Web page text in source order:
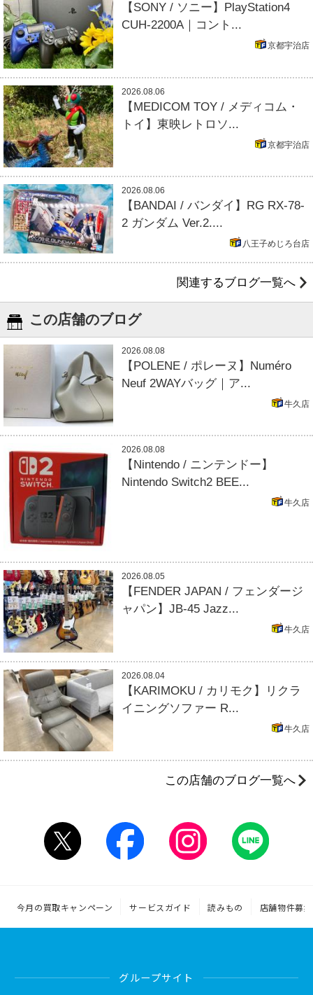
【SONY / ソニー】PlayStation4
CUH-2200A｜コント...
京都宇治店
2026.08.06
【MEDICOM TOY / メディコム・
トイ】東映レトロソ...
京都宇治店
2026.08.06
【BANDAI / バンダイ】RG RX-78-
2 ガンダム Ver.2....
八王子めじろ台店
関連するブログ一覧へ
この店舗のブログ
2026.08.08
【POLENE / ポレーヌ】Numéro
Neuf 2WAYバッグ｜ア...
牛久店
2026.08.08
【Nintendo / ニンテンドー】
Nintendo Switch2 BEE...
牛久店
2026.08.05
【FENDER JAPAN / フェンダージ
ャパン】JB-45 Jazz...
牛久店
2026.08.04
【KARIMOKU / カリモク】リクラ
イニングソファー R...
牛久店
この店舗のブログ一覧へ
今月の買取キャンペーン サービスガイド 読みもの 店舗物件募集
グループサイト